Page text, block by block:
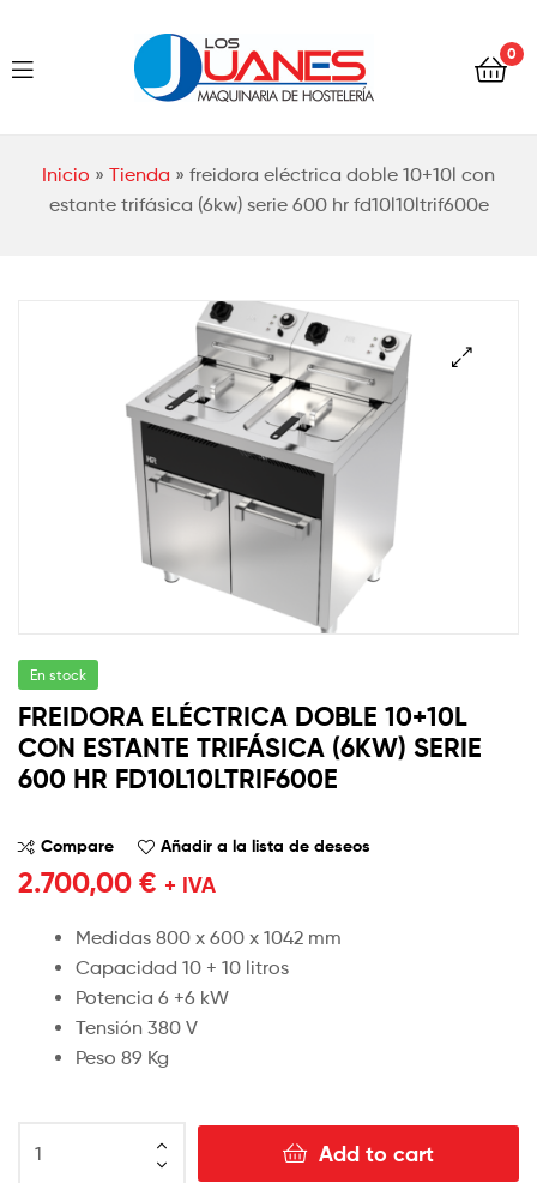
Los
0
Inicio » Tienda » freidora eléctrica doble 10+10l con
estante trifásica (6kw) serie 600 hr fd10l10ltrif600e
Los
En stock
FREIDORA ELÉCTRICA DOBLE 10+10L
CON ESTANTE TRIFÁSICA (6KW) SERIE
600 HR FD10L10LTRIF600E
Compare Añadir a la lista de deseos
2.700,00 € + IVA
Medidas 800 x 600 x 1042 mm
Capacidad 10 + 10 litros
Potencia 6 +6 kW
Tensión 380 V
Peso 89 Kg
Add to cart